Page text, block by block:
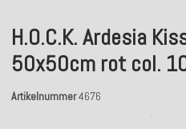
H.O.C.K. Ardesia
50x50cm rot col.
Artikelnummer4676